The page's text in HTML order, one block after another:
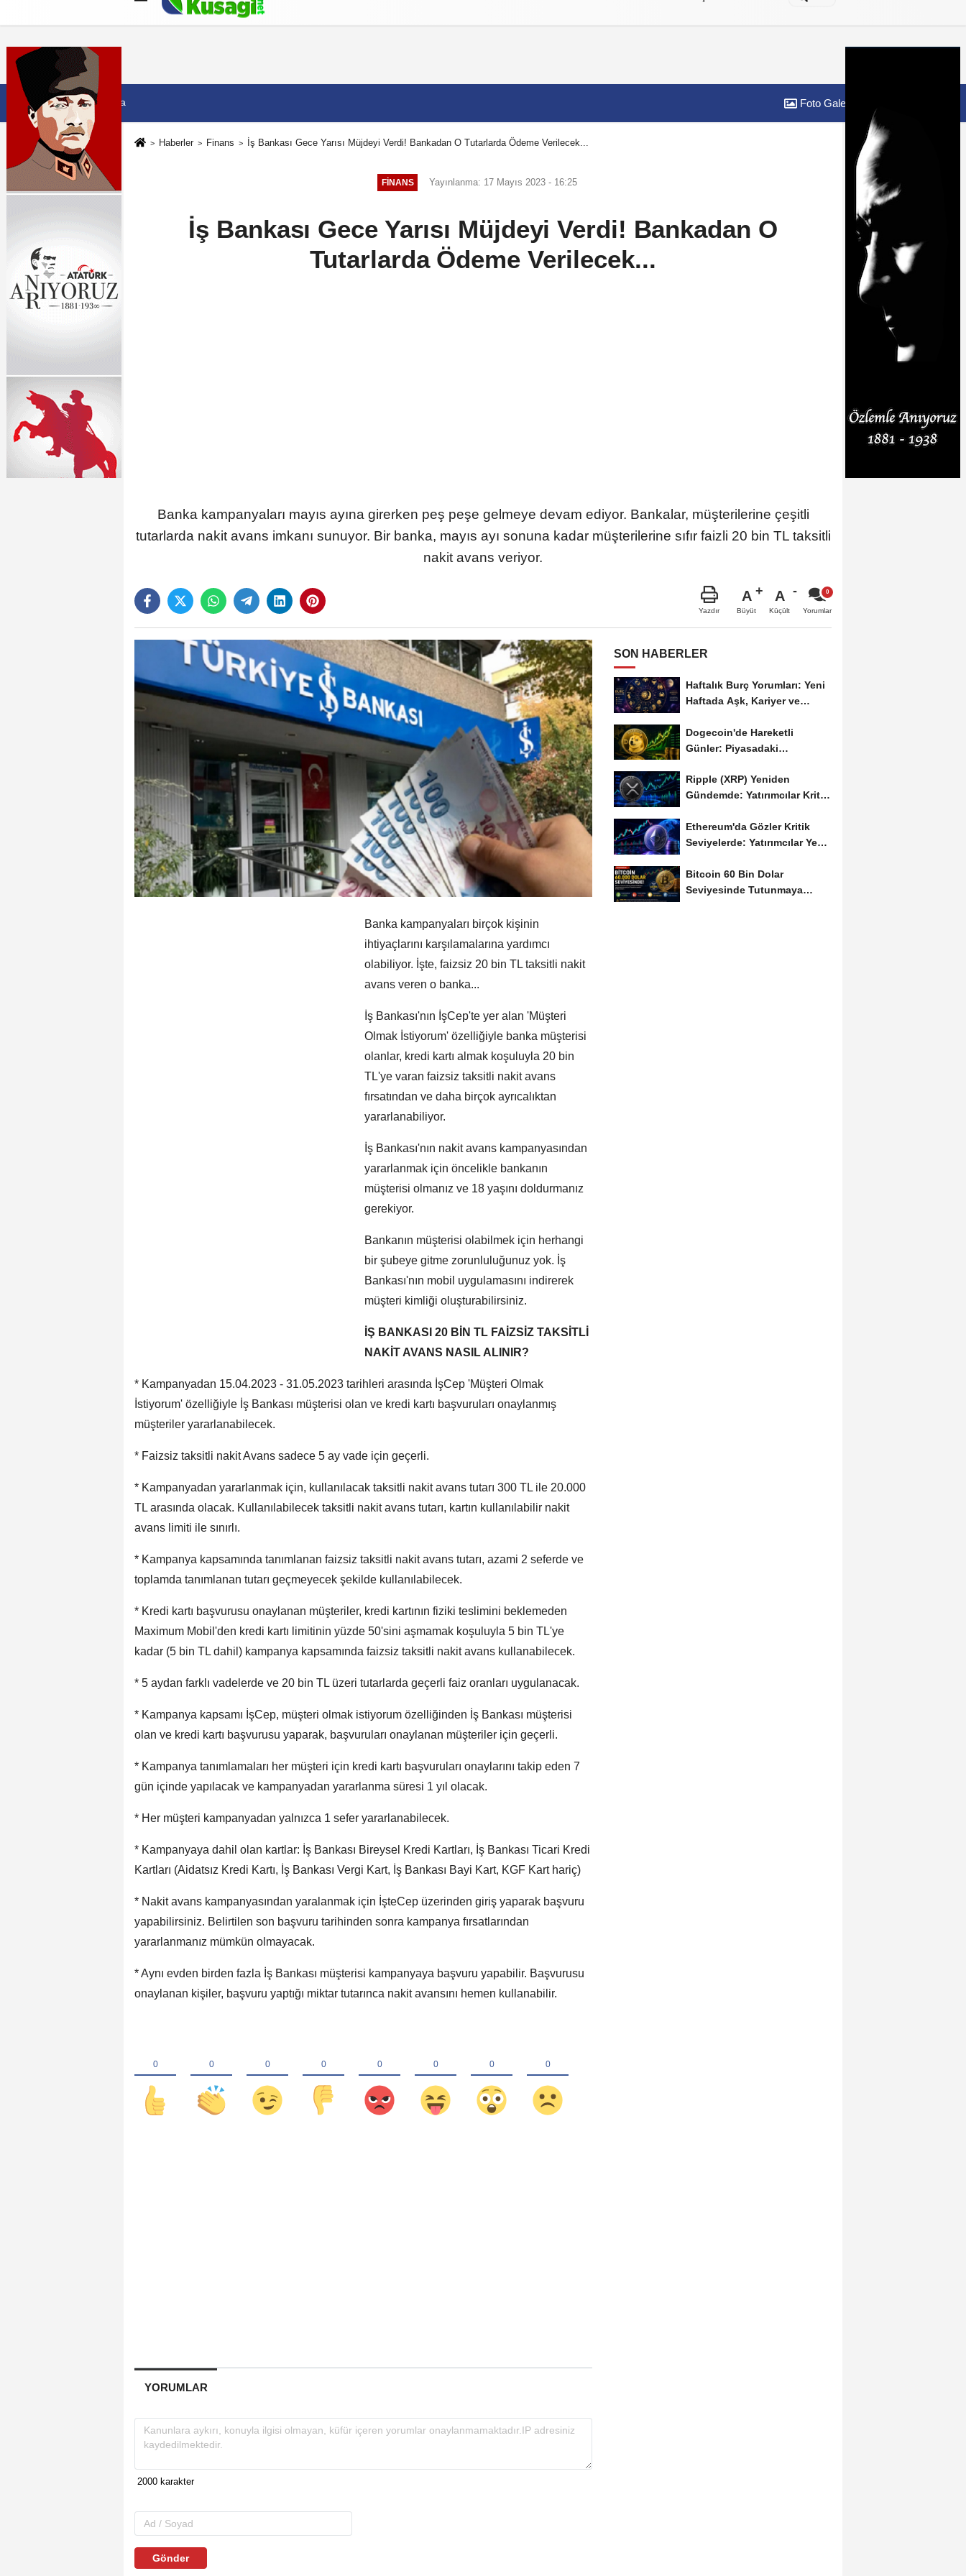
Künye İletişim Çerez Politikası
7 Ağustos 2026, Cuma Foto Galeri
Haberler Finans İş Bankası Gece Yarısı Müjdeyi Verdi! Bankadan O Tutarlarda Ödeme Verilecek...
FINANS Yayınlanma: 17 Mayıs 2023 - 16:25
İş Bankası Gece Yarısı Müjdeyi Verdi! Bankadan O
Tutarlarda Ödeme Verilecek...
Banka kampanyaları mayıs ayına girerken peş peşe gelmeye devam ediyor. Bankalar, müşterilerine çeşitli
tutarlarda nakit avans imkanı sunuyor. Bir banka, mayıs ayı sonuna kadar müşterilerine sıfır faizli 20 bin TL taksitli
nakit avans veriyor.
Yazdır
A
Büyüt
A
Küçült Yorumlar
Banka kampanyaları birçok kişinin
ihtiyaçlarını karşılamalarına yardımcı
olabiliyor. İşte, faizsiz 20 bin TL taksitli nakit
avans veren o banka...
İş Bankası'nın İşCep'te yer alan 'Müşteri
Olmak İstiyorum' özelliğiyle banka müşterisi
olanlar, kredi kartı almak koşuluyla 20 bin
TL'ye varan faizsiz taksitli nakit avans
fırsatından ve daha birçok ayrıcalıktan
yararlanabiliyor.
İş Bankası'nın nakit avans kampanyasından
yararlanmak için öncelikle bankanın
müşterisi olmanız ve 18 yaşını doldurmanız
gerekiyor.
Bankanın müşterisi olabilmek için herhangi
bir şubeye gitme zorunluluğunuz yok. İş
Bankası'nın mobil uygulamasını indirerek
müşteri kimliği oluşturabilirsiniz.
İŞ BANKASI 20 BİN TL FAİZSİZ TAKSİTLİ
NAKİT AVANS NASIL ALINIR?
* Kampanyadan 15.04.2023 - 31.05.2023 tarihleri arasında İşCep 'Müşteri Olmak
İstiyorum' özelliğiyle İş Bankası müşterisi olan ve kredi kartı başvuruları onaylanmış
müşteriler yararlanabilecek.
* Faizsiz taksitli nakit Avans sadece 5 ay vade için geçerli.
* Kampanyadan yararlanmak için, kullanılacak taksitli nakit avans tutarı 300 TL ile 20.000
TL arasında olacak. Kullanılabilecek taksitli nakit avans tutarı, kartın kullanılabilir nakit
avans limiti ile sınırlı.
* Kampanya kapsamında tanımlanan faizsiz taksitli nakit avans tutarı, azami 2 seferde ve
toplamda tanımlanan tutarı geçmeyecek şekilde kullanılabilecek.
* Kredi kartı başvurusu onaylanan müşteriler, kredi kartının fiziki teslimini beklemeden
Maximum Mobil'den kredi kartı limitinin yüzde 50'sini aşmamak koşuluyla 5 bin TL'ye
kadar (5 bin TL dahil) kampanya kapsamında faizsiz taksitli nakit avans kullanabilecek.
* 5 aydan farklı vadelerde ve 20 bin TL üzeri tutarlarda geçerli faiz oranları uygulanacak.
* Kampanya kapsamı İşCep, müşteri olmak istiyorum özelliğinden İş Bankası müşterisi
olan ve kredi kartı başvurusu yaparak, başvuruları onaylanan müşteriler için geçerli.
* Kampanya tanımlamaları her müşteri için kredi kartı başvuruları onaylarını takip eden 7
gün içinde yapılacak ve kampanyadan yararlanma süresi 1 yıl olacak.
* Her müşteri kampanyadan yalnızca 1 sefer yararlanabilecek.
* Kampanyaya dahil olan kartlar: İş Bankası Bireysel Kredi Kartları, İş Bankası Ticari Kredi
Kartları (Aidatsız Kredi Kartı, İş Bankası Vergi Kart, İş Bankası Bayi Kart, KGF Kart hariç)
* Nakit avans kampanyasından yaralanmak için İşteCep üzerinden giriş yaparak başvuru
yapabilirsiniz. Belirtilen son başvuru tarihinden sonra kampanya fırsatlarından
yararlanmanız mümkün olmayacak.
* Aynı evden birden fazla İş Bankası müşterisi kampanyaya başvuru yapabilir. Başvurusu
onaylanan kişiler, başvuru yaptığı miktar tutarınca nakit avansını hemen kullanabilir.
YORUMLAR
Gönder
SON HABERLER
Haftalık Burç Yorumları: Yeni
Haftada Aşk, Kariyer ve
Dogecoin'de Hareketli
Günler: Piyasadaki
de...
Ripple (XRP) Yeniden
Gündemde: Yatırımcılar Kritik
Ethereum'da Gözler Kritik
Seviyelerde: Yatırımcılar Yeni
Bitcoin 60 Bin Dolar
Seviyesinde Tutunmaya